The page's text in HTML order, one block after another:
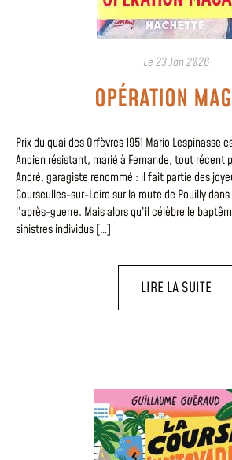
Le23 Jan 2026
OPÉRATION
Prix du quai des Orfèvres 1951 Mario Lespinasse
Ancien résistant, marié à Fernande, tout récent
André, garagiste renommé : il fait partie des
Courseulles-sur-Loire sur la route de Pouilly
l’après-guerre. Mais alors qu’il célèbre le
sinistres individus […]
LIRE LA SUITE